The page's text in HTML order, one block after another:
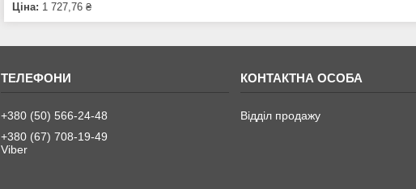
Ціна: 1 727,76 ₴
+380 (50) 566-24-48
+380 (67) 708-19-49
Viber
Відділ продажу